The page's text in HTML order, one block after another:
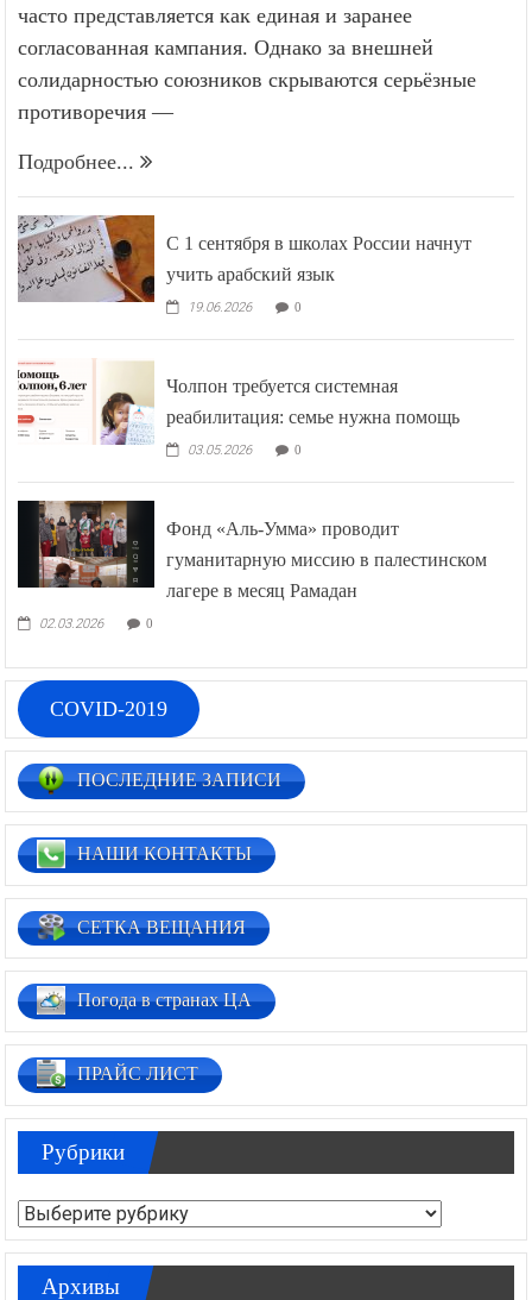
часто представляется как единая и заранее
согласованная кампания. Однако за внешней
солидарностью союзников скрываются серьёзные
противоречия —
Подробнее...
С 1 сентября в школах России начнут
учить арабский язык
19.06.2026 0
Чолпон требуется системная
реабилитация: семье нужна помощь
03.05.2026 0
Фонд «Аль-Умма» проводит
гуманитарную миссию в палестинском
лагере в месяц Рамадан
02.03.2026 0
COVID-2019
ПОСЛЕДНИЕ ЗАПИСИ
НАШИ КОНТАКТЫ
СЕТКА ВЕЩАНИЯ
Погода в странах ЦА
ПРАЙС ЛИСТ
Рубрики
Рубрики
Архивы